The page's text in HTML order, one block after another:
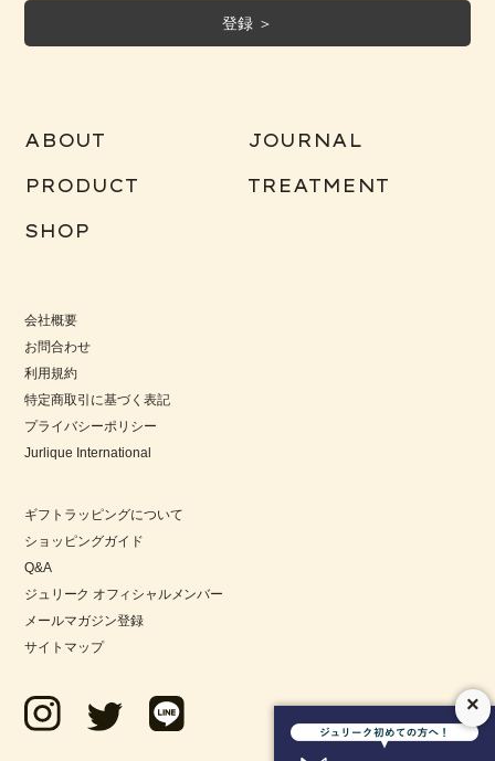
ハイドレイティング ウォーターエッセンス
×
ABOUT JOURNAL
PRODUCT TREATMENT
SHOP
会社概要
お問合わせ
利用規約
特定商取引に基づく表記
プライバシーポリシー
Jurlique International
ギフトラッピングについて
ショッピングガイド
Q&A
ジュリーク オフィシャルメンバー
メールマガジン登録
サイトマップ